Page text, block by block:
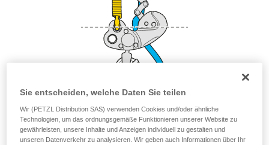
Sie entscheiden, welche Daten Sie teilen
Wir (PETZL Distribution SAS) verwenden Cookies und/oder ähnliche
Technologien, um das ordnungsgemäße Funktionieren unserer Website zu
gewährleisten, unsere Inhalte und Anzeigen individuell zu gestalten und
unseren Datenverkehr zu analysieren. Wir geben auch Informationen über Ihr